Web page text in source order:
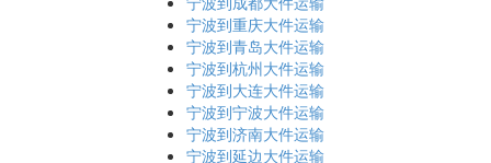
宁波到重庆大件运输
宁波到青岛大件运输
宁波到杭州大件运输
宁波到大连大件运输
宁波到宁波大件运输
宁波到济南大件运输
宁波到延边大件运输